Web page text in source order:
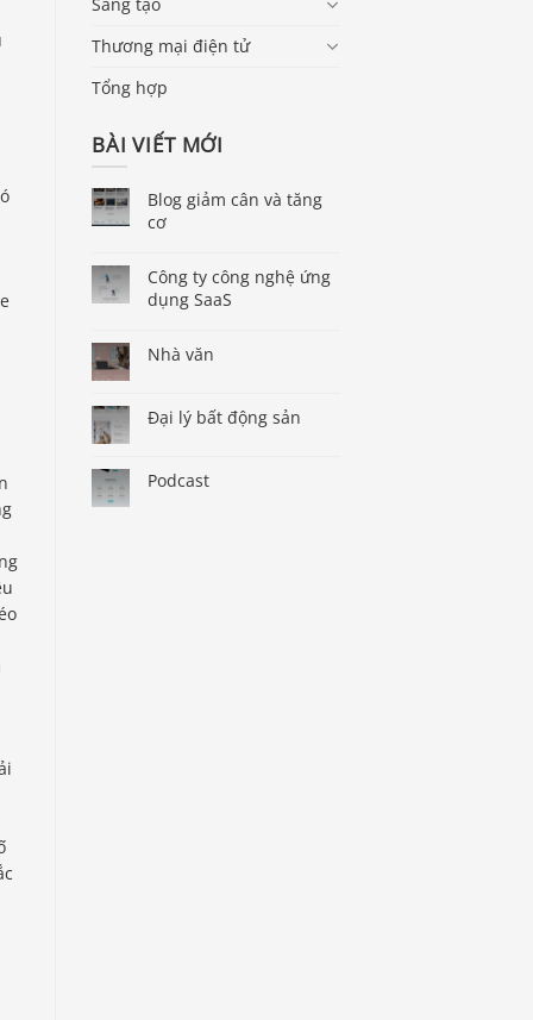
Thương mại điện tử
Tổng hợp
BÀI VIẾT MỚI
Blog giảm cân và tăng
cơ
Công ty công nghệ ứng
dụng SaaS
Nhà văn
Đại lý bất động sản
Podcast